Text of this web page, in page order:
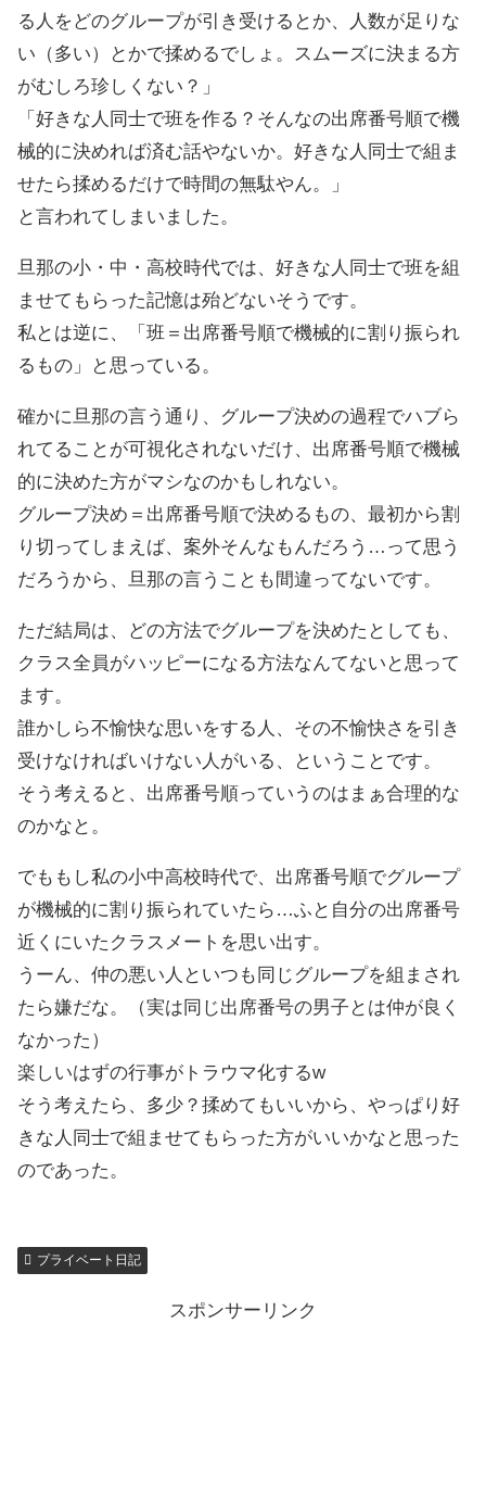
る人をどのグループが引き受けるとか、人数が足りな
い（多い）とかで揉めるでしょ。スムーズに決まる方
がむしろ珍しくない？」
「好きな人同士で班を作る？そんなの出席番号順で機
械的に決めれば済む話やないか。好きな人同士で組ま
せたら揉めるだけで時間の無駄やん。」
と言われてしまいました。
旦那の小・中・高校時代では、好きな人同士で班を組
ませてもらった記憶は殆どないそうです。
私とは逆に、「班＝出席番号順で機械的に割り振られ
るもの」と思っている。
確かに旦那の言う通り、グループ決めの過程でハブら
れてることが可視化されないだけ、出席番号順で機械
的に決めた方がマシなのかもしれない。
グループ決め＝出席番号順で決めるもの、最初から割
り切ってしまえば、案外そんなもんだろう…って思う
だろうから、旦那の言うことも間違ってないです。
ただ結局は、どの方法でグループを決めたとしても、
クラス全員がハッピーになる方法なんてないと思って
ます。
誰かしら不愉快な思いをする人、その不愉快さを引き
受けなければいけない人がいる、ということです。
そう考えると、出席番号順っていうのはまぁ合理的な
のかなと。
でももし私の小中高校時代で、出席番号順でグループ
が機械的に割り振られていたら…ふと自分の出席番号
近くにいたクラスメートを思い出す。
うーん、仲の悪い人といつも同じグループを組まされ
たら嫌だな。（実は同じ出席番号の男子とは仲が良く
なかった）
楽しいはずの行事がトラウマ化するw
そう考えたら、多少？揉めてもいいから、やっぱり好
きな人同士で組ませてもらった方がいいかなと思った
のであった。
プライベート日記
スポンサーリンク